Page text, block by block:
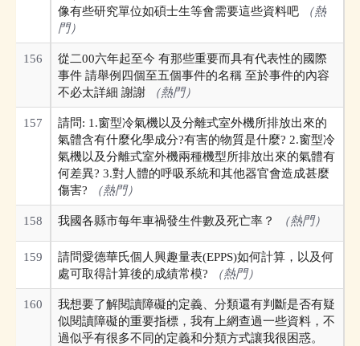
像有些研究單位如碩士生等會需要這些資料吧
（熱
門）
156
從二00六年起至今 有那些重要而具有代表性的國際
事件 請舉例四個至五個事件的名稱 至於事件的內容
不必太詳細 謝謝
（熱門）
157
請問: 1.窗型冷氣機以及分離式室外機所排放出來的
氣體含有什麼化學成分?有害的物質是什麼? 2.窗型冷
氣機以及分離式室外機兩種機型所排放出來的氣體有
何差異? 3.對人體的呼吸系統和其他器官會造成甚麼
傷害?
（熱門）
158 我國各縣市每年車禍發生件數及死亡率？ （熱門）
159
請問愛德華氏個人興趣量表(EPPS)如何計算，以及何
處可取得計算後的成績常模?
（熱門）
160
我想要了解閱讀障礙的定義、分類還有判斷是否有疑
似閱讀障礙的重要指標，我有上網查過一些資料，不
過似乎有很多不同的定義和分類方式讓我很困惑。